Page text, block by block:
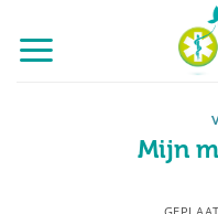
naar
inhoud
Mijn